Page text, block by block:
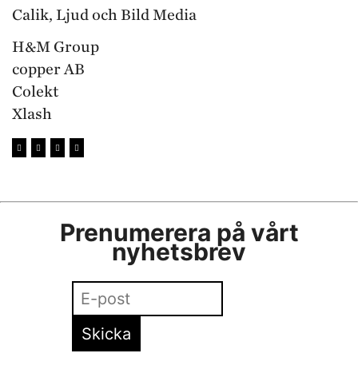
Calik, Ljud och Bild Media
H&M Group
copper AB
Colekt
Xlash
Prenumerera på vårt
nyhetsbrev